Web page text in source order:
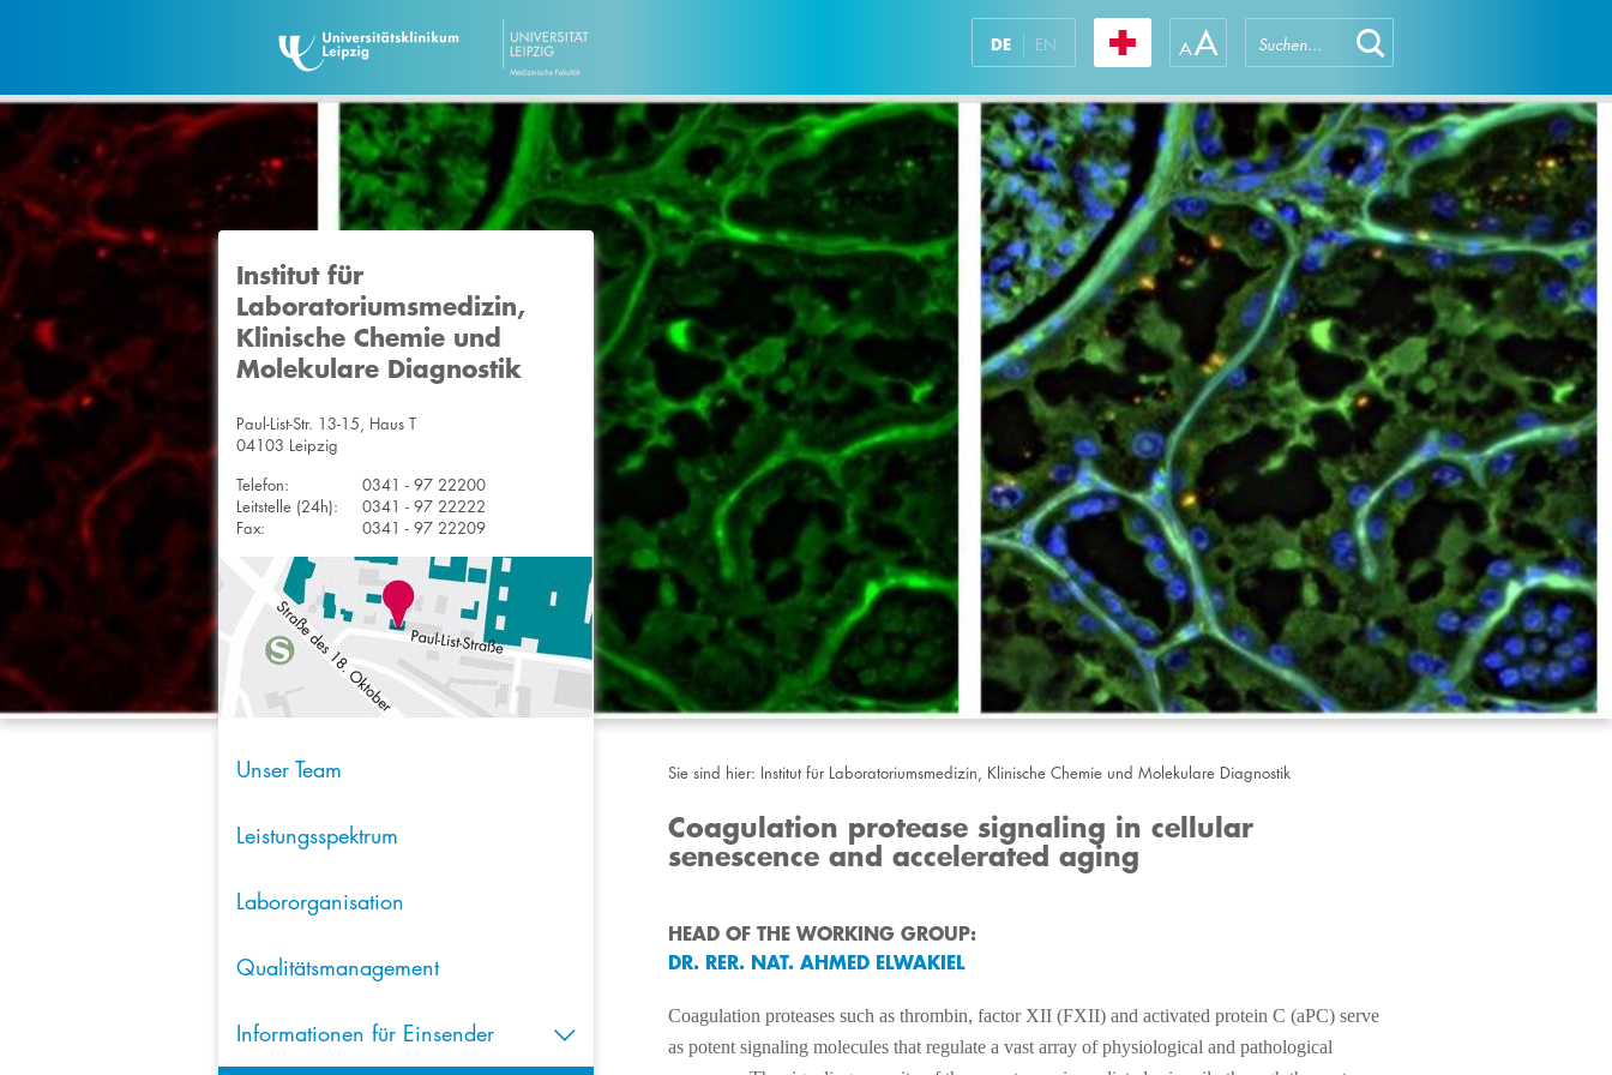
DE EN
Institut für
Laboratoriumsmedizin,
Klinische Chemie und
Molekulare Diagnostik
Paul-List-Str. 13-15, Haus T
04103 Leipzig
Telefon:
0341 - 97 22200
Leitstelle (24h):
0341 - 97 22222
Fax:
0341 - 97 22209
Unser Team
Leistungsspektrum
Labororganisation
Qualitätsmanagement
Informationen für Einsender
Sie sind hier: Institut für Laboratoriumsmedizin, Klinische Chemie und Molekulare Diagnostik
Coagulation protease signaling in cellular
senescence and accelerated aging
HEAD OF THE WORKING GROUP:
DR. RER. NAT. AHMED ELWAKIEL
Coagulation proteases such as thrombin, factor XII (FXII) and activated protein C (aPC) serve
as potent signaling molecules that regulate a vast array of physiological and pathological